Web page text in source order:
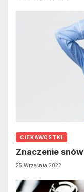
CIEKAWOSTKI
Znaczenie snów
25 Września 2022